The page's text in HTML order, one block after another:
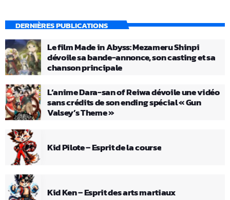
DERNIÈRES PUBLICATIONS
Le film Made in Abyss: Mezameru Shinpi
dévoile sa bande-annonce, son casting et sa
chanson principale
L’anime Dara-san of Reiwa dévoile une vidéo
sans crédits de son ending spécial « Gun
Valsey’s Theme »
Kid Pilote – Esprit de la course
Kid Ken – Esprit des arts martiaux